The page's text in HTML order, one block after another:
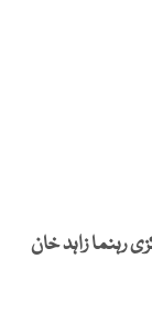
رہنما زاہد خان